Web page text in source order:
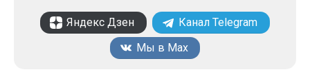
Яндекс Дзен
Канал Telegram
Мы в Max